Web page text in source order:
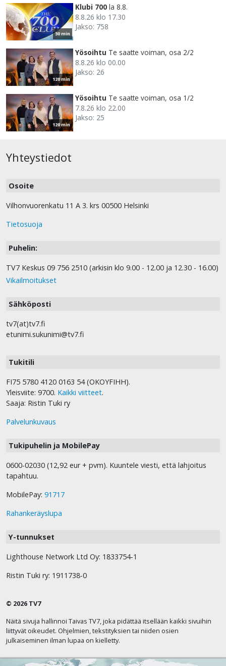
30 min
Klubi 700 la 8.8.
8.8.26 klo 17.30
Jakso: 758
120 min
Yösoihtu Te saatte voiman, osa 2/2
8.8.26 klo 00.00
Jakso: 26
120 min
Yösoihtu Te saatte voiman, osa 1/2
7.8.26 klo 22.00
Jakso: 25
Yhteystiedot
Osoite
Vilhonvuorenkatu 11 A 3. krs 00500 Helsinki
Tietosuoja
Puhelin:
TV7 Keskus 09 756 2510 (arkisin klo 9.00 - 12.00 ja 12.30 - 16.00)
Vikailmoitukset
Sähköposti
tv7(at)tv7.fi
etunimi.sukunimi@tv7.fi
Tukitili
FI75 5780 4120 0163 54 (OKOYFIHH).
Yleisviite: 9700. Kaikki viitteet.
Saaja: Ristin Tuki ry
Palvelunkuvaus
Tukipuhelin ja MobilePay
0600-02030 (12,92 eur + pvm). Kuuntele viesti, että lahjoitus
tapahtuu.
MobilePay: 91717
Rahankeräyslupa
Y-tunnukset
Lighthouse Network Ltd Oy: 1833754-1
Ristin Tuki ry: 1911738-0
© 2026 TV7
Näitä sivuja hallinnoi Taivas TV7, joka pidättää itsellään kaikki sivuihin
liittyvät oikeudet. Ohjelmien, tekstityksien tai niiden osien
julkaiseminen ilman lupaa on kielletty.